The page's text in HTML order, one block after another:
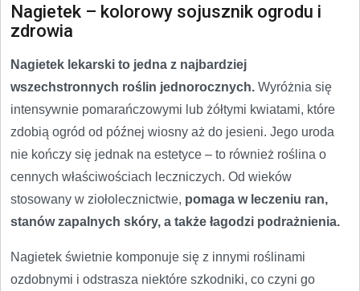
Nagietek – kolorowy sojusznik ogrodu i
zdrowia
Nagietek lekarski to jedna z najbardziej
wszechstronnych roślin jednorocznych. Wyróżnia się
intensywnie pomarańczowymi lub żółtymi kwiatami, które
zdobią ogród od późnej wiosny aż do jesieni. Jego uroda
nie kończy się jednak na estetyce – to również roślina o
cennych właściwościach leczniczych. Od wieków
stosowany w ziołolecznictwie, pomaga w leczeniu ran,
stanów zapalnych skóry, a także łagodzi podrażnienia.
Nagietek świetnie komponuje się z innymi roślinami
ozdobnymi i odstrasza niektóre szkodniki, co czyni go